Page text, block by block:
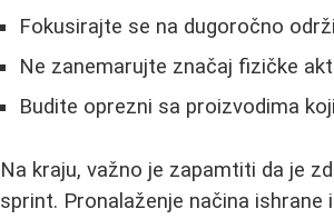
Fokusirajte se na dugoročno
Ne zanemarujte značaj fizičke
Budite oprezni sa proizvodima
Na kraju, važno je zapamtiti da je
sprint. Pronalaženje načina